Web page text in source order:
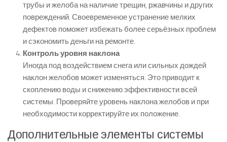
трубы и желоба на наличие трещин, ржавчины и других
повреждений. Своевременное устранение мелких
дефектов поможет избежать более серьёзных проблем
и сэкономить деньги на ремонте.
Контроль уровня наклона
Иногда под воздействием снега или сильных дождей
наклон желобов может изменяться. Это приводит к
скоплению воды и снижению эффективности всей
системы. Проверяйте уровень наклона желобов и при
необходимости корректируйте их положение.
Дополнительные элементы системы